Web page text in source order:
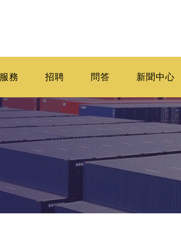
服務 招聘 問答 新聞中心